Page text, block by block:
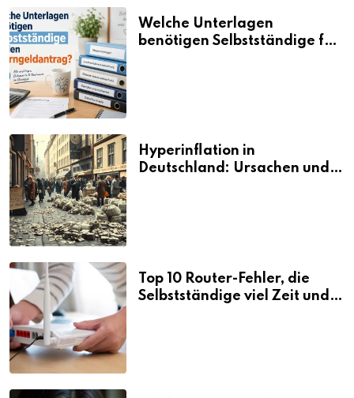
Welche Unterlagen
benötigen Selbstständige für
Hyperinflation in
Deutschland: Ursachen und
Top 10 Router-Fehler, die
Selbstständige viel Zeit und